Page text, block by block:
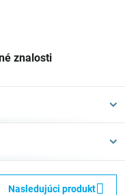
znalosti
Nasledujúci produkt